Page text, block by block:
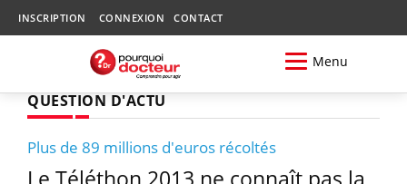
INSCRIPTION CONNEXION CONTACT
Menu
QUESTION D'ACTU
Plus de 89 millions d'euros récoltés